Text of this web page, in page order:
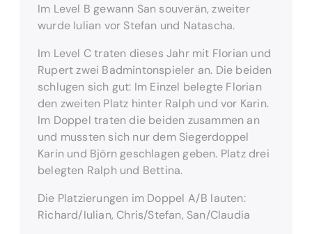
Im Level B gewann San souverän, zweiter
wurde Iulian vor Stefan und Natascha.
Im Level C traten dieses Jahr mit Florian und
Rupert zwei Badmintonspieler an. Die beiden
schlugen sich gut: Im Einzel belegte Florian
den zweiten Platz hinter Ralph und vor Karin.
Im Doppel traten die beiden zusammen an
und mussten sich nur dem Siegerdoppel
Karin und Björn geschlagen geben. Platz drei
belegten Ralph und Bettina.
Die Platzierungen im Doppel A/B lauten:
Richard/Iulian, Chris/Stefan, San/Claudia